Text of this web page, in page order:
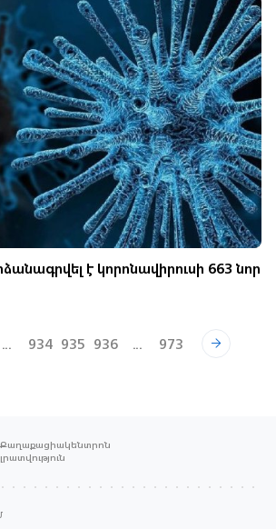
է կորոնավիրուսի 663 նոր
... 934 935 936 ... 973
Քաղաքացիակենտրոն
լրատվություն